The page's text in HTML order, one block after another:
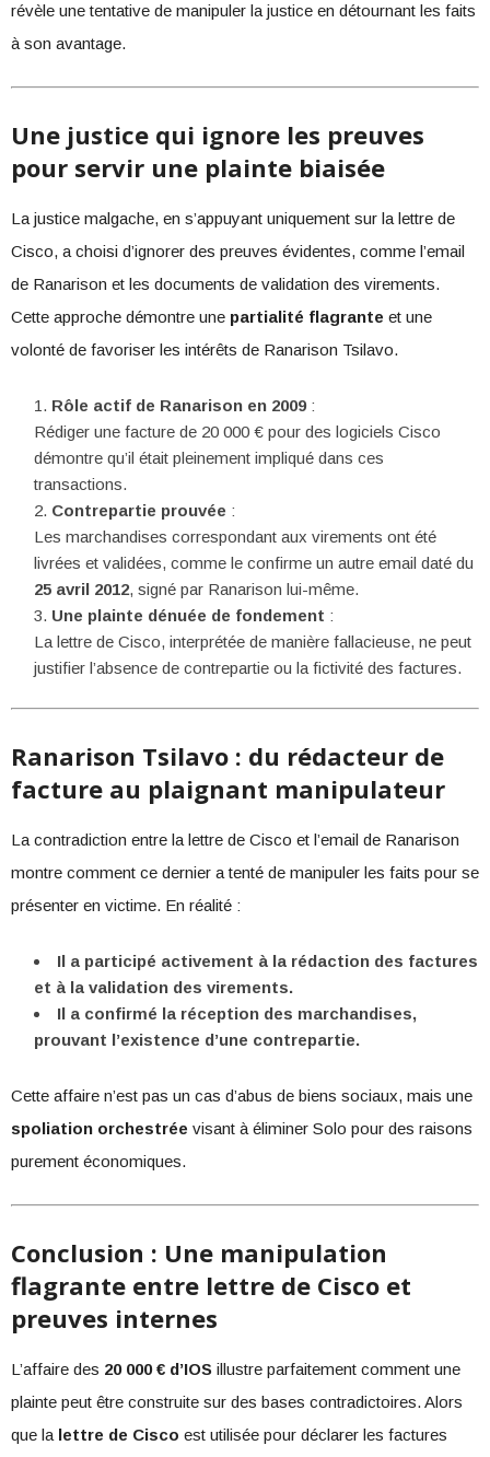
révèle une tentative de manipuler la justice en détournant les faits
à son avantage.
Une justice qui ignore les preuves
pour servir une plainte biaisée
La justice malgache, en s’appuyant uniquement sur la lettre de
Cisco, a choisi d’ignorer des preuves évidentes, comme l’email
de Ranarison et les documents de validation des virements.
Cette approche démontre une partialité flagrante et une
volonté de favoriser les intérêts de Ranarison Tsilavo.
Rôle actif de Ranarison en 2009:
Rédiger une facture de 20 000 € pour des logiciels Cisco
démontre qu’il était pleinement impliqué dans ces
transactions.
Contrepartie prouvée :
Les marchandises correspondant aux virements ont été
livrées et validées, comme le confirme un autre email daté du
25 avril 2012, signé par Ranarison lui-même.
Une plainte dénuée de fondement :
La lettre de Cisco, interprétée de manière fallacieuse, ne peut
justifier l’absence de contrepartie ou la fictivité des factures.
Ranarison Tsilavo : du rédacteur de
facture au plaignant manipulateur
La contradiction entre la lettre de Cisco et l’email de Ranarison
montre comment ce dernier a tenté de manipuler les faits pour se
présenter en victime. En réalité :
Il a participé activement à la rédaction des factures
et à la validation des virements.
Il a confirmé la réception des marchandises,
prouvant l’existence d’une contrepartie.
Cette affaire n’est pas un cas d’abus de biens sociaux, mais une
spoliation orchestrée visant à éliminer Solo pour des raisons
purement économiques.
Conclusion : Une manipulation
flagrante entre lettre de Cisco et
preuves internes
L’affaire des 20 000 € d’IOS illustre parfaitement comment une
plainte peut être construite sur des bases contradictoires. Alors
que la lettre de Cisco est utilisée pour déclarer les factures